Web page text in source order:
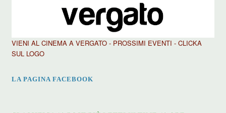
VIENI AL CINEMA A VERGATO - PROSSIMI EVENTI - CLICKA
SUL LOGO
LA PAGINA FACEBOOK